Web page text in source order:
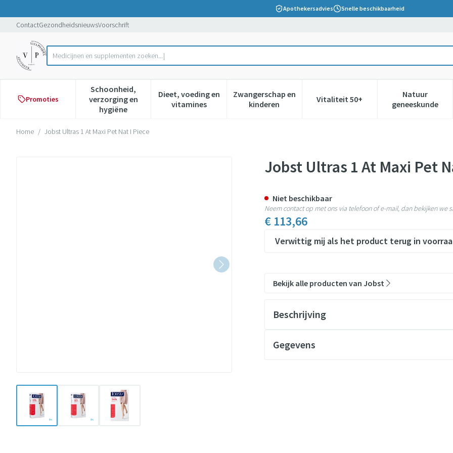
Apothekersadvies Snelle beschikbaarheid
ContactGezondheidsnieuwsVoorschrift
Product, merk, categorie...
Medicijnen en supplementen zoeken...
Promoties
Schoonheid,
verzorging en
hygiëne
Toon submenu voor Schoonheid, verzorging en hygiëne categorie
Dieet, voeding en
vitaminesToon submenu voor Dieet, voeding en vitamines categorie
Zwangerschap en
kinderenToon submenu voor Zwangerschap en kinderen
Vitaliteit 50+Toon submenu voor Vitaliteit
Natuur
geneeskunde
Toon
Home / Jobst Ultras 1 At Maxi Pet Nat I Piece
View larger imageView larger imageView larger image
Jobst Ultras 1 At Maxi Pet
€ 113,66
Verwittig mij als het product terug in
Niet beschikbaar
Neem contact op met ons via telefoon of e-mail, dan bekijken we
Bekijk alle producten van Jobst
Beschrijving
Gegevens